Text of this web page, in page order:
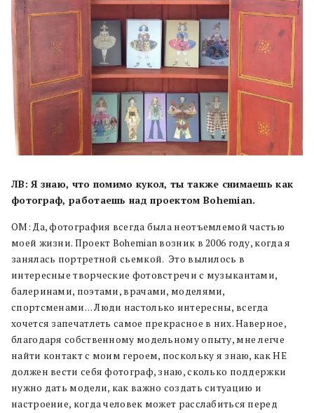
ЛВ: Я знаю, что помимо кукол, ты также снимаешь как
фотограф, работаешь над проектом Bohemian.
ОМ: Да, фотография всегда была неотъемлемой частью
моей жизни. Проект Bohemian возник в 2006 году, когда я
занялась портретной сьемкой. Это вылилось в
интересные творческие фотовстречи с музыкантами,
балеринами, поэтами, врачами, моделями,
спортсменами… Люди настолько интересны, всегда
хочется запечатлеть самое прекрасное в них. Наверное,
благодаря собственному модельному опыту, мне легче
найти контакт с моим героем, поскольку я знаю, как НЕ
должен вести себя фотограф, знаю, сколько поддержки
нужно дать модели, как важно создать ситуацию и
настроение, когда человек может расслабиться перед